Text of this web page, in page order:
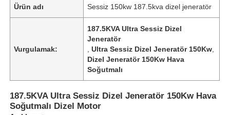
Ürün adı Sessiz 150kw 187.5kva dizel jeneratör
Vurgulamak:
187.5KVA Ultra Sessiz Dizel
Jeneratör
,Ultra Sessiz Dizel Jeneratör 150Kw
Dizel Jeneratör 150Kw Hava
Soğutmalı
187.5KVA Ultra Sessiz Dizel Jeneratör 150Kw Hava
Soğutmalı Dizel Motor